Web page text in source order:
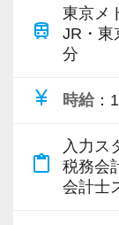
職として活
＜入社後に
クライアン
心に、支払
オフィス業
また、基本
や連結業務
train
東京メ
JR・東
分
currency_yen 時給
content_paste
入力ス
税務会
会計士